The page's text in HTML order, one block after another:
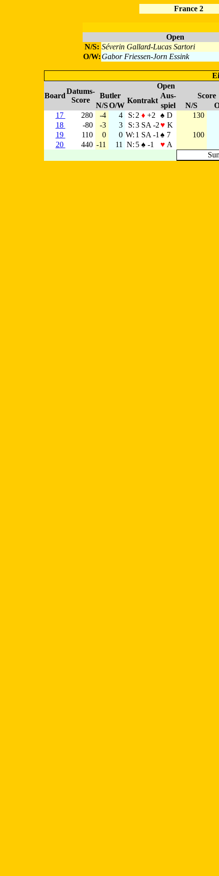
France 2
Open
N/S: Séverin Gallard-Lucas Sartori
O/W: Gabor Friessen-Jorn Essink
Board
Datums-
Score
Open
Butler
Kontrakt
Aus-
Score
N/SO/W spiel N/S
17
280 -4 4 S: 2 ♦+2 ♠ D
130
18
-80 -3 3 S:3 SA -2♥ K
19
110 0 0 W: 1 SA -1 ♠ 7
100
20
440 -11 11 N: 5 ♠ -1 ♥ A